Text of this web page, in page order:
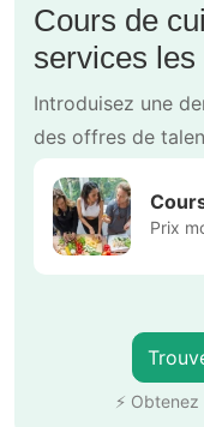
Cours de
services
Introduisez une
des offres de
Prix
⚡